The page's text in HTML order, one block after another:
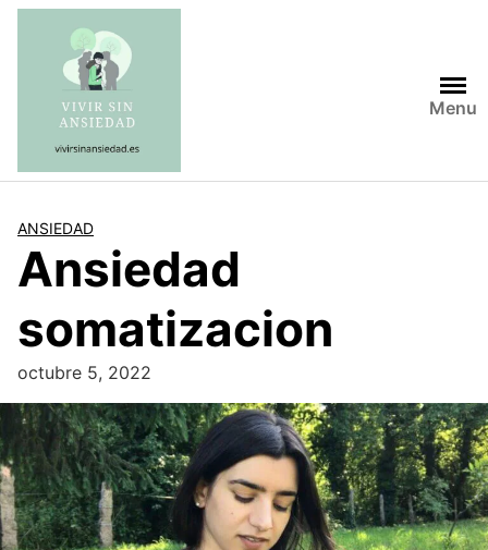
Saltar
contenido
Menu
ANSIEDAD
Ansiedad
somatizacion
octubre 5, 2022